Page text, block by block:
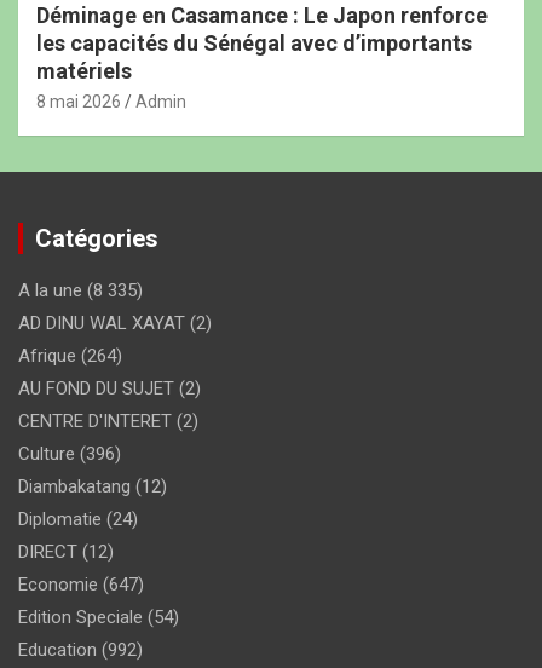
Déminage en Casamance : Le Japon renforce
les capacités du Sénégal avec d’importants
matériels
8 mai 2026 Admin
Catégories
A la une (8 335)
AD DINU WAL XAYAT (2)
Afrique (264)
AU FOND DU SUJET (2)
CENTRE D'INTERET (2)
Culture (396)
Diambakatang (12)
Diplomatie (24)
DIRECT (12)
Economie (647)
Edition Speciale (54)
Education (992)